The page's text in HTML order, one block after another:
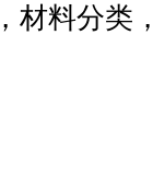
材料分类